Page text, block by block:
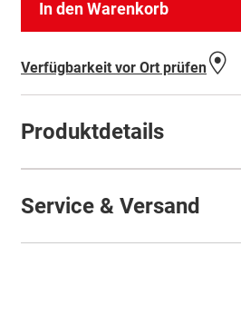
In den Warenkorb
Verfügbarkeit vor Ort prüfen
Produktdetails
Service & Versand